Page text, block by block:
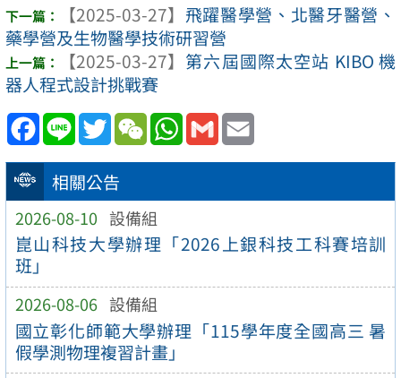
相關公告
2026-08-10 設備組
崑山科技大學辦理「2026上銀科技工科賽培訓
班」
2026-08-06 設備組
國立彰化師範大學辦理「115學年度全國高三 暑
假學測物理複習計畫」
【2025-03-27】 飛躍醫學營、北醫牙醫營、
藥學營及生物醫學技術研習營
【2025-03-27】 第六屆國際太空站 KIBO 機
器人程式設計挑戰賽
Facebook
Line TwitterWeChatWhatsApp
Gmail